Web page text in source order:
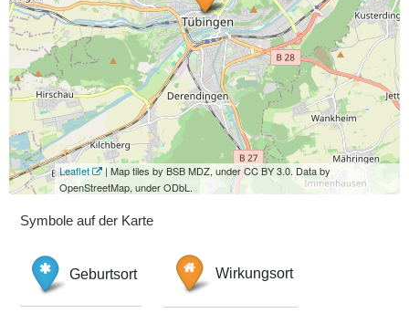
Leaflet
| Map tiles by BSB MDZ, under CC BY 3.0. Data by
OpenStreetMap, under ODbL.
Symbole auf der Karte
Geburtsort Wirkungsort